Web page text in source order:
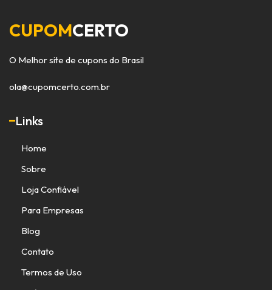
CUPOMCERTO
O Melhor site de cupons do Brasil
ola@cupomcerto.com.br
Links
Home
Sobre
Loja Confiável
Para Empresas
Blog
Contato
Termos de Uso